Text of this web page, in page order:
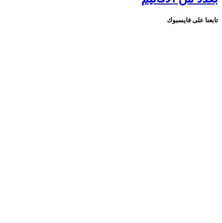
تابعنا على فايسبوك